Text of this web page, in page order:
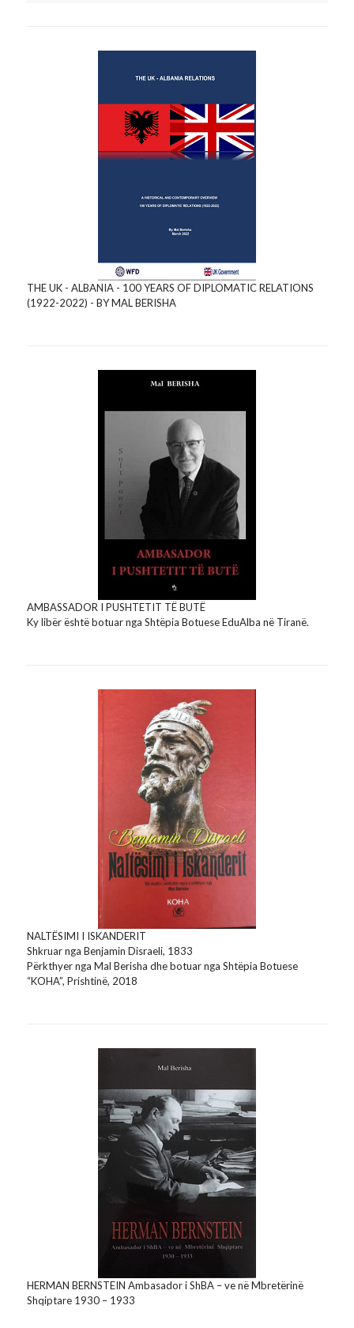
THE UK - ALBANIA - 100 YEARS OF DIPLOMATIC RELATIONS
(1922-2022) - BY MAL BERISHA
AMBASSADOR I PUSHTETIT TË BUTË
Ky libër është botuar nga Shtëpia Botuese EduAlba në Tiranë.
NALTËSIMI I ISKANDERIT
Shkruar nga Benjamin Disraeli, 1833
Përkthyer nga Mal Berisha dhe botuar nga Shtëpia Botuese
“KOHA”, Prishtinë, 2018
HERMAN BERNSTEIN Ambasador i ShBA – ve në Mbretërinë
Shqiptare 1930 – 1933